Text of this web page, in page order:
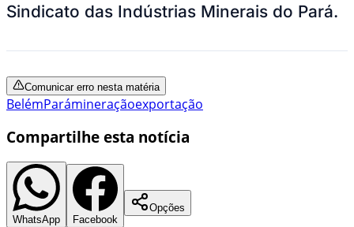
Sindicato das Indústrias Minerais do Pará.
Comunicar erro nesta matéria
BelémParámineraçãoexportação
Compartilhe esta notícia
WhatsApp Facebook
Opções